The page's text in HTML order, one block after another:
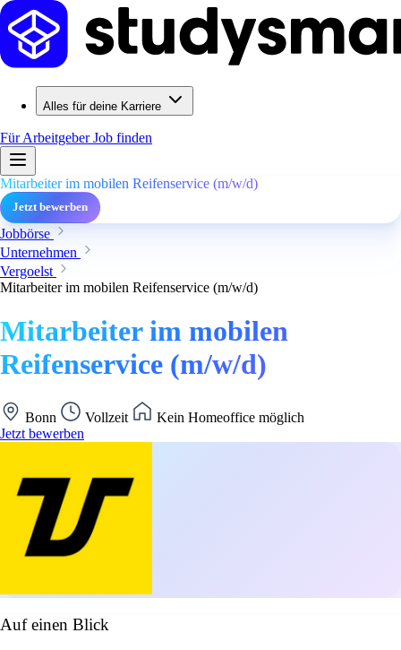
Alles für deine Karriere
Für ArbeitgeberJob finden
Mitarbeiter im mobilen Reifenservice (m/w/d)
Jetzt bewerben
Jobbörse
Unternehmen
Vergoelst
Mitarbeiter im mobilen Reifenservice (m/w/d)
Mitarbeiter im mobilen
Reifenservice (m/w/d)
Bonn Vollzeit
Kein Homeoffice möglich
Jetzt bewerben
Auf einen Blick